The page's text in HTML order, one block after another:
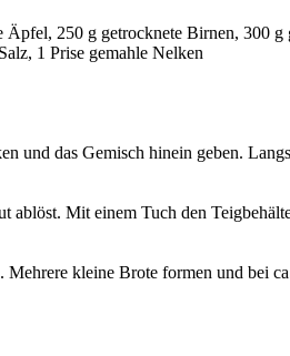
250 g getrocknete Birnen, 300
1 Prise gemahle Nelken
das Gemisch hinein geben.
Mit einem Tuch den
kleine Brote formen und bei